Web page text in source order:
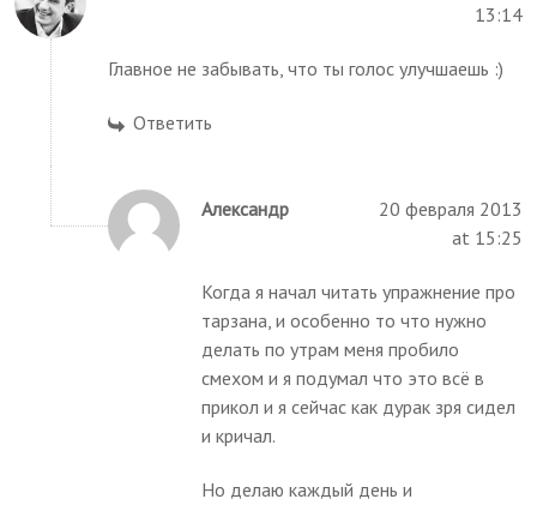
13:14
Главное не забывать, что ты голос улучшаешь :)
Ответить
Александр
20 февраля 2013
at 15:25
Когда я начал читать упражнение про
тарзана, и особенно то что нужно
делать по утрам меня пробило
смехом и я подумал что это всё в
прикол и я сейчас как дурак зря сидел
и кричал.
Но делаю каждый день и